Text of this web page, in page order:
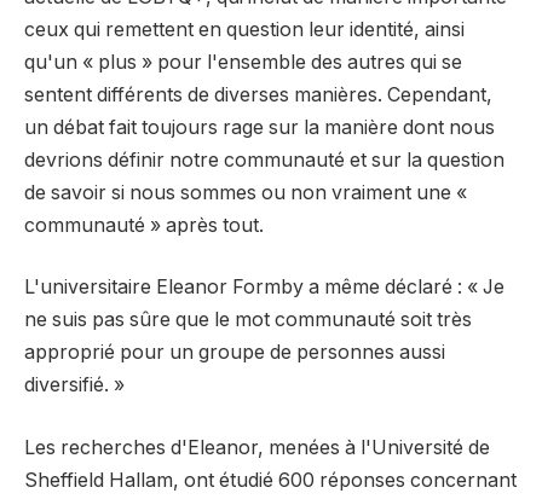
ceux qui remettent en question leur identité, ainsi
qu'un « plus » pour l'ensemble des autres qui se
sentent différents de diverses manières. Cependant,
un débat fait toujours rage sur la manière dont nous
devrions définir notre communauté et sur la question
de savoir si nous sommes ou non vraiment une «
communauté » après tout.
L'universitaire Eleanor Formby a même déclaré : « Je
ne suis pas sûre que le mot communauté soit très
approprié pour un groupe de personnes aussi
diversifié. »
Les recherches d'Eleanor, menées à l'Université de
Sheffield Hallam, ont étudié 600 réponses concernant